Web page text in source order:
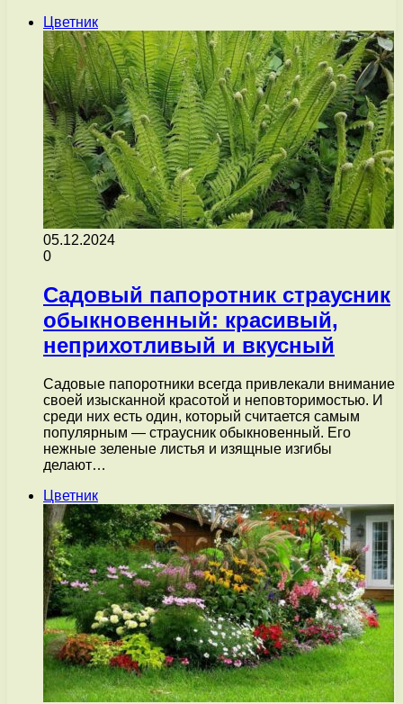
Цветник
05.12.2024
0
Садовый папоротник страусник
обыкновенный: красивый,
неприхотливый и вкусный
Садовые папоротники всегда привлекали внимание
своей изысканной красотой и неповторимостью. И
среди них есть один, который считается самым
популярным — страусник обыкновенный. Его
нежные зеленые листья и изящные изгибы
делают…
Цветник